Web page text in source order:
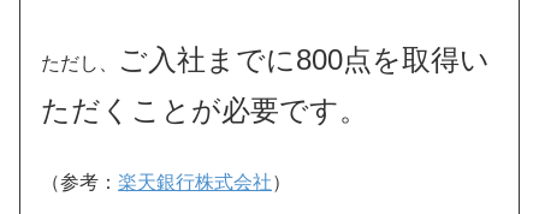
ただし、
ご入社までに800点を取得い
ただくことが必要です。
（参考：楽天銀行株式会社）